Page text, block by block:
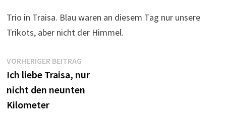
Trio in Traisa. Blau waren an diesem Tag nur unsere
Trikots, aber nicht der Himmel.
Beitragsnavigation
VORHERIGER BEITRAGVorheriger
Beitrag:
Ich liebe Traisa, nur
nicht den neunten
Kilometer